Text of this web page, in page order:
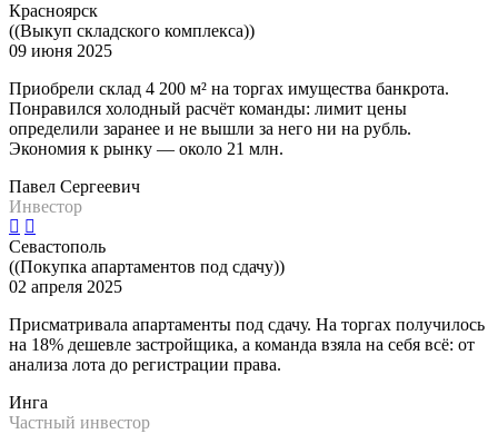
Красноярск
((Выкуп складского комплекса))
09 июня 2025
Приобрели склад 4 200 м² на торгах имущества банкрота.
Понравился холодный расчёт команды: лимит цены
определили заранее и не вышли за него ни на рубль.
Экономия к рынку — около 21 млн.
Павел Сергеевич
Инвестор
Севастополь
((Покупка апартаментов под сдачу))
02 апреля 2025
Присматривала апартаменты под сдачу. На торгах получилось
на 18% дешевле застройщика, а команда взяла на себя всё: от
анализа лота до регистрации права.
Инга
Частный инвестор